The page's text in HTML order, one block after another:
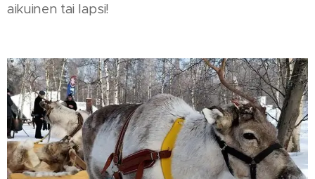
aikuinen tai lapsi!